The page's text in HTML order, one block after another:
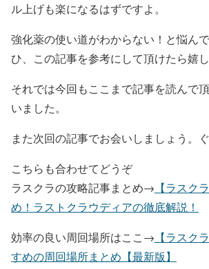
ル上げも楽になるはずですよ。
強化薬の使い道がわからない！と悩ん
ひ、この記事を参考にして頂けたら嬉し
それでは今回もここまで記事を読んで
いました。
また次回の記事でお会いしましょう。
こちらも合わせてどうぞ
ラスクラの攻略記事まとめ→ 【ラスク
め！ラストクラウディアの徹底解説！
効率の良い周回場所はここ→ 【ラスク
すめの周回場所まとめ【最新版】